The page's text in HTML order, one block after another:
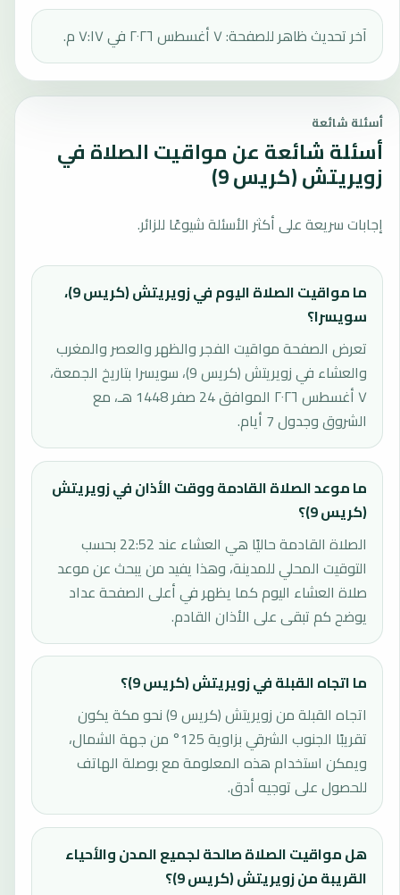
آخر تحديث ظاهر للصفحة: ٧ أغسطس ٢٠٢٦ في ٧:١٧ م.
أسئلة شائعة
أسئلة شائعة عن مواقيت الصلاة في
زويريتش (كريس 9)
إجابات سريعة على أكثر الأسئلة شيوعًا للزائر.
ما مواقيت الصلاة اليوم في زويريتش (كريس 9)،
سويسرا؟
تعرض الصفحة مواقيت الفجر والظهر والعصر والمغرب
والعشاء في زويريتش (كريس 9)، سويسرا بتاريخ الجمعة،
٧ أغسطس ٢٠٢٦ الموافق 24 صفر 1448 هـ، مع
الشروق وجدول 7 أيام.
ما موعد الصلاة القادمة ووقت الأذان في زويريتش
(كريس 9)؟
الصلاة القادمة حاليًا هي العشاء عند 22:52 بحسب
التوقيت المحلي للمدينة، وهذا يفيد من يبحث عن موعد
صلاة العشاء اليوم كما يظهر في أعلى الصفحة عداد
يوضح كم تبقى على الأذان القادم.
ما اتجاه القبلة في زويريتش (كريس 9)؟
اتجاه القبلة من زويريتش (كريس 9) نحو مكة يكون
تقريبًا الجنوب الشرقي بزاوية 125° من جهة الشمال،
ويمكن استخدام هذه المعلومة مع بوصلة الهاتف
للحصول على توجيه أدق.
هل مواقيت الصلاة صالحة لجميع المدن والأحياء
القريبة من زويريتش (كريس 9)؟